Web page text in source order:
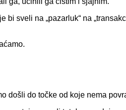
bi sveli na „pazarluk“ na
došli do točke od koje nema